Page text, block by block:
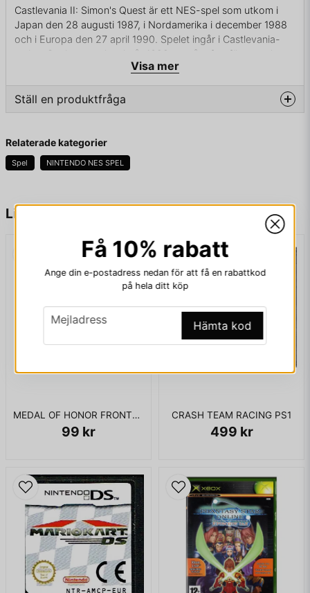
Liknande produkter
MEDAL OF HONOR FRONTLINE XBOX USA
99 kr
CRASH TEAM RACING PS1
499 kr
Castlevania II: Simon's Quest är ett NES-spel som utkom i
Japan den 28 augusti 1987, i Nordamerika i december 1988
och i Europa den 27 april 1990. Spelet ingår i Castlevania-
serien. Spelet utspelar sig år 1698, sex år efter förra spelet,
och Simon Belmont skall besegra Dracula.
Visa mer
Ställ en produktfråga
Fråga oss något om denna produkten...
name
Namn
Ja, ni får publicera min fråga
Relaterade kategorier
Spel NINTENDO NES SPEL
Få 10% rabatt
Ange din e-postadress nedan för att få en rabattkod
på hela ditt köp
email
Mejladress Hämta kod